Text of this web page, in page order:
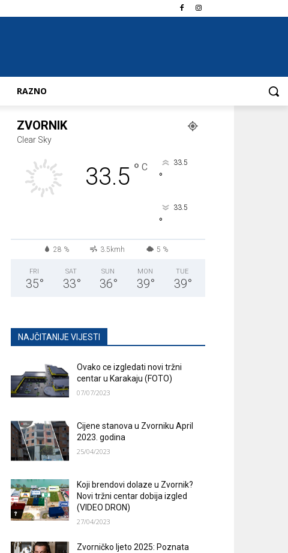
RAZNO
ZVORNIK
Clear Sky
33.5 ° C 33.5
°
33.5
°
28 % 3.5kmh 5 %
FRI
35°
SAT
33°
SUN
36°
MON
39°
TUE
39°
NAJČITANIJE VIJESTI
Ovako ce izgledati novi tržni
centar u Karakaju (FOTO)
07/07/2023
Cijene stanova u Zvorniku April
2023. godina
25/04/2023
Koji brendovi dolaze u Zvornik?
Novi tržni centar dobija izgled
(VIDEO DRON)
27/04/2023
Zvorničko ljeto 2025: Poznata